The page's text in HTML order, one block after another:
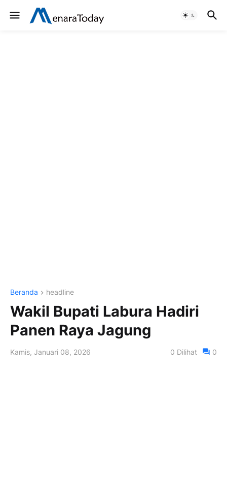
Beranda headline
Wakil Bupati Labura Hadiri
Panen Raya Jagung
Kamis, Januari 08, 2026 0 Dilihat 0